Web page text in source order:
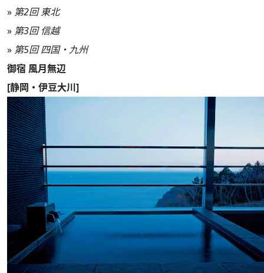
» 第2回 東北
» 第3回 信越
» 第5回 四国・九州
御宿 風月無辺
[静岡・伊豆大川]